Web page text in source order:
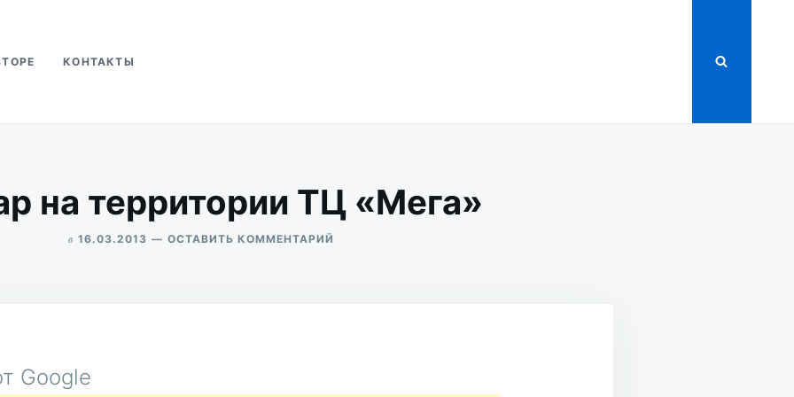
КОНТАКТЫ
на территории ТЦ «Мега»
в 16.03.2013 ОСТАВИТЬ КОММЕНТАРИЙ
Google